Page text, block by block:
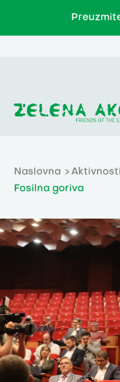
Naslovna
Fosilna goriva